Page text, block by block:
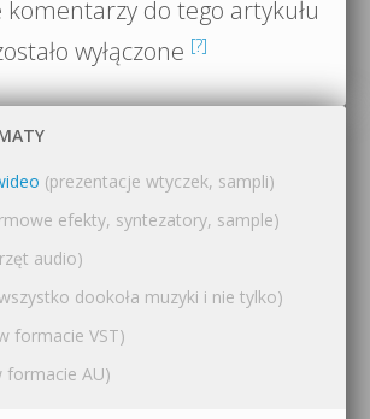
komentarzy do tego artykułu
wyłączone [?]
(prezentacje wtyczek, sampli)
efekty, syntezatory, sample)
audio)
dookoła muzyki i nie tylko)
formacie VST)
formacie AU)